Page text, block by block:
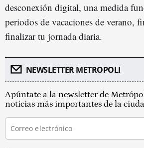
desconexión digital, una medida
periodos de vacaciones de verano,
finalizar tu jornada diaria.
NEWSLETTER METROPOLI
Apúntate a la newsletter de
noticias más importantes de la